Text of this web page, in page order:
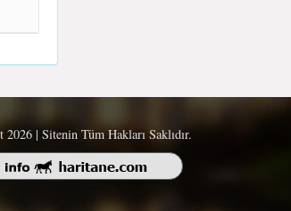
| Sitenin Tüm Hakları Saklıdır.